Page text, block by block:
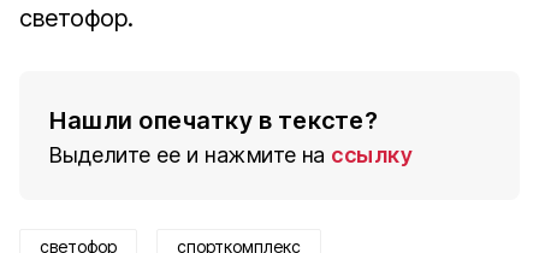
светофор.
Нашли опечатку в тексте?
Выделите ее и нажмите на ссылку
светофор спорткомплекс